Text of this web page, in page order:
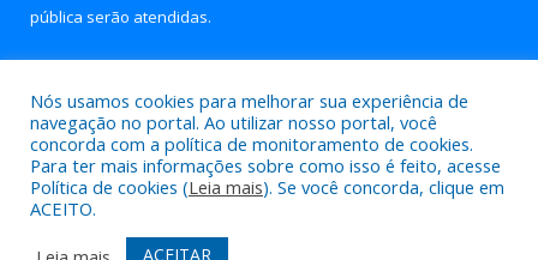
pública serão atendidas.
Todos os direitos reservados a Prefeitura Municipal de Soure.
Mapa do Site Acessar Área Administrativa
Nós usamos cookies para melhorar sua experiência de
navegação no portal. Ao utilizar nosso portal, você
concorda com a política de monitoramento de cookies.
Para ter mais informações sobre como isso é feito, acesse
Política de cookies (Leia mais). Se você concorda, clique em
ACEITO.
ACEITAR